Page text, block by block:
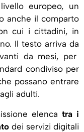
europeo, un
anche il comparto
cui i cittadini, in
Il testo arriva da
da mesi, per
condiviso per
possano entrare
adulti.
elenca tra i
dei servizi digitali